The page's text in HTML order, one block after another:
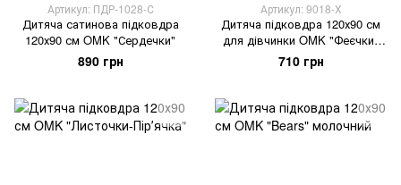
Артикул: ПДР-1028-С
Дитяча сатинова підковдра
120х90 см OMK "Сердечки"
890 грн
Артикул: 9018-Х
Дитяча підковдра 120х90 см
для дівчинки OMK "Феєчки"
рожевий
710 грн